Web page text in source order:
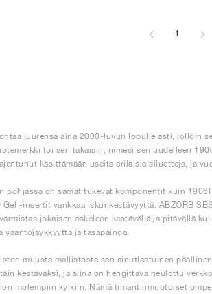
1
juurensa aina 2000-luvun lopulle asti, jolloin
toi sen takaisin, nimesi sen uudelleen
käsittämään useita erilaisia siluetteja, ja
pohjassa on samat tukevat komponentit kuin
-insertit vankkaa iskunkestävyyttä. ABZORB
jokaisen askeleen kestävällä ja pitävällä
vääntöjäykkyyttä ja tasapainoa.
muusta mallistosta sen ainutlaatuinen
kestäväksi, ja siinä on hengittävä neulottu
molempiin kylkiin. Nämä timantinmuotoiset